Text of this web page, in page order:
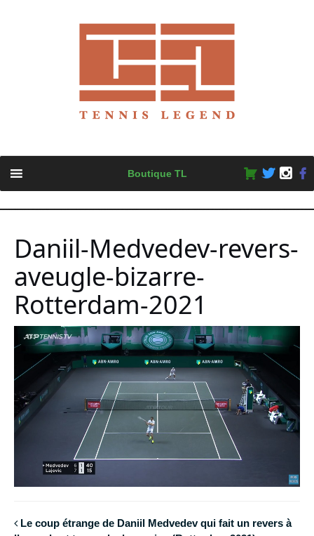
content
Boutique TL
Daniil-Medvedev-revers-
aveugle-bizarre-
Rotterdam-2021
Le coup étrange de Daniil Medvedev qui fait un revers à